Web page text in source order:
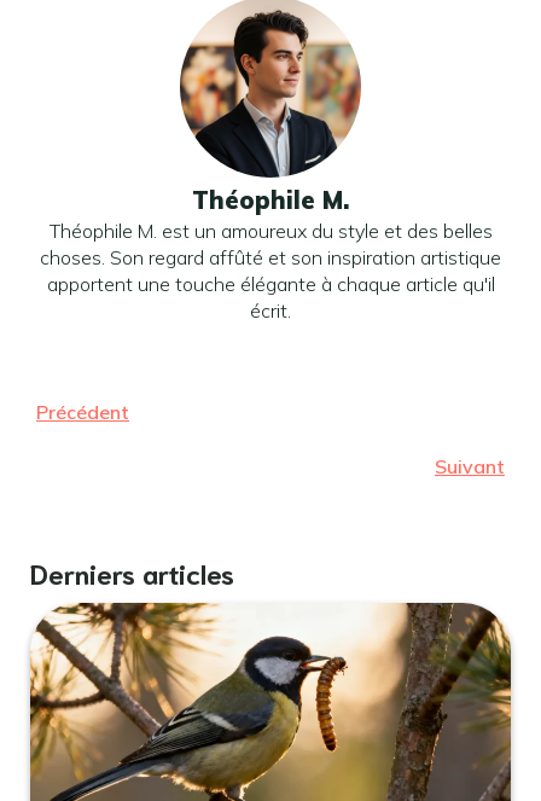
Théophile M.
Théophile M. est un amoureux du style et des belles
choses. Son regard affûté et son inspiration artistique
apportent une touche élégante à chaque article qu'il
écrit.
Précédent
Suivant
Derniers articles